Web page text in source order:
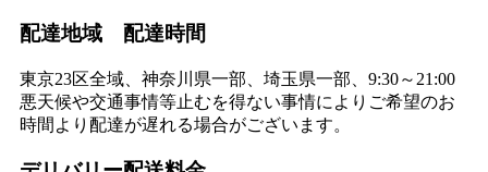
配達地域 配達時間
東京23区全域、神奈川県一部、埼玉県一部、9:30～21:00
悪天候や交通事情等止むを得ない事情によりご希望のお
時間より配達が遅れる場合がございます。